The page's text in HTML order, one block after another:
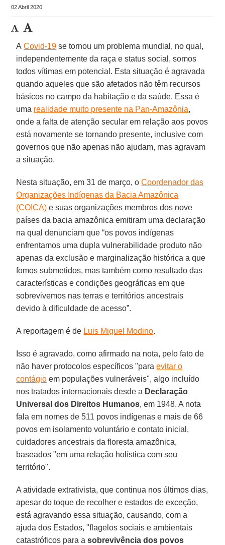
02 Abril 2020
ACovid-19 se tornou um problema mundial, no qual,
independentemente da raça e status social, somos
todos vítimas em potencial. Esta situação é agravada
quando aqueles que são afetados não têm recursos
básicos no campo da habitação e da saúde. Essa é
uma realidade muito presente na Pan-Amazônia,
onde a falta de atenção secular em relação aos povos
está novamente se tornando presente, inclusive com
governos que não apenas não ajudam, mas agravam
a situação.
Nesta situação, em 31 de março, oCoordenador das
Organizações Indígenas da Bacia Amazônica
(COICA) e suas organizações membros dos nove
países da bacia amazônica emitiram uma declaração
na qual denunciam que “os povos indígenas
enfrentamos uma dupla vulnerabilidade produto não
apenas da exclusão e marginalização histórica a que
fomos submetidos, mas também como resultado das
características e condições geográficas em que
sobrevivemos nas terras e territórios ancestrais
devido à dificuldade de acesso”.
A reportagem é de Luis Miguel Modino.
Isso é agravado, como afirmado na nota, pelo fato de
não haver protocolos específicos "paraevitar o
contágio em populações vulneráveis", algo incluído
nos tratados internacionais desde a Declaração
Universal dos Direitos Humanos, em 1948. A nota
fala em nomes de 511 povos indígenas e mais de 66
povos em isolamento voluntário e contato inicial,
cuidadores ancestrais da floresta amazônica,
baseados "em uma relação holística com seu
território".
A atividade extrativista, que continua nos últimos dias,
apesar do toque de recolher e estados de exceção,
está agravando essa situação, causando, com a
ajuda dos Estados, "flagelos sociais e ambientais
catastróficos para asobrevivência dos povos